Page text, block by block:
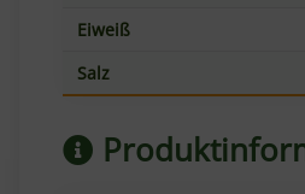
Eiweiß
Salz